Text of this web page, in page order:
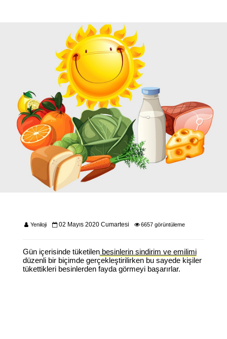
Yeniloji 02 Mayıs 2020 Cumartesi 6657 görüntüleme
Gün içerisinde tüketilenbesinlerin sindirim ve emilimi
düzenli bir biçimde gerçekleştirilirken bu sayede kişiler
tükettikleri besinlerden fayda görmeyi başarırlar.